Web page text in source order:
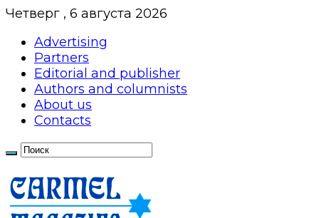
Четверг , 6 августа 2026
Advertising
Partners
Editorial and publisher
Authors and columnists
About us
Contacts